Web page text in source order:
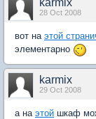
karmix
28 Oct 2008
вот на этой
элементарно
karmix
29 Oct 2008
а на этой шкаф